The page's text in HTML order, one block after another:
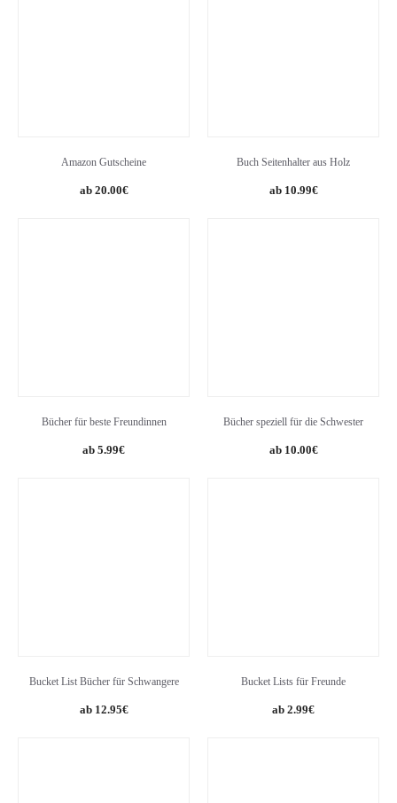
Amazon Gutscheine
20.00€
Buch Seitenhalter aus Holz
Original
10.99€Current
Bücher für beste Freundinnen
5.99€
Bücher speziell für die Schwester
10.00€
Bucket List Bücher für Schwangere
12.95€
Bucket Lists für Freunde
2.99€